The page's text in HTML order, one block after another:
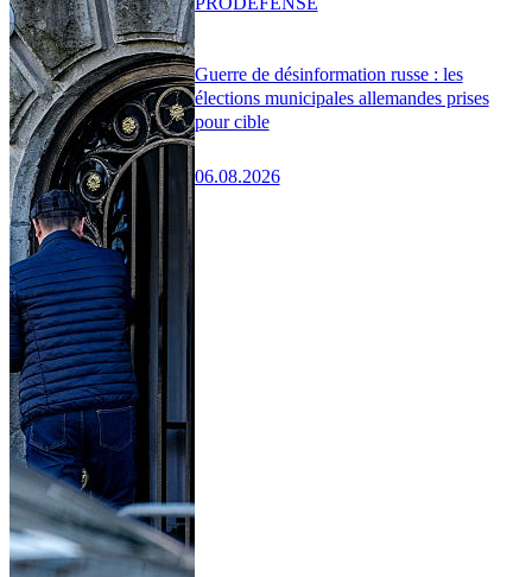
Guerre de désinformation russe : les
élections municipales allemandes prises
pour cible
06.08.2026